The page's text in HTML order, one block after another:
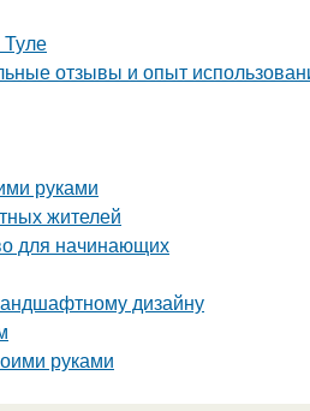
отзывы и опыт
руками
жителей
для начинающих
дизайну
руками